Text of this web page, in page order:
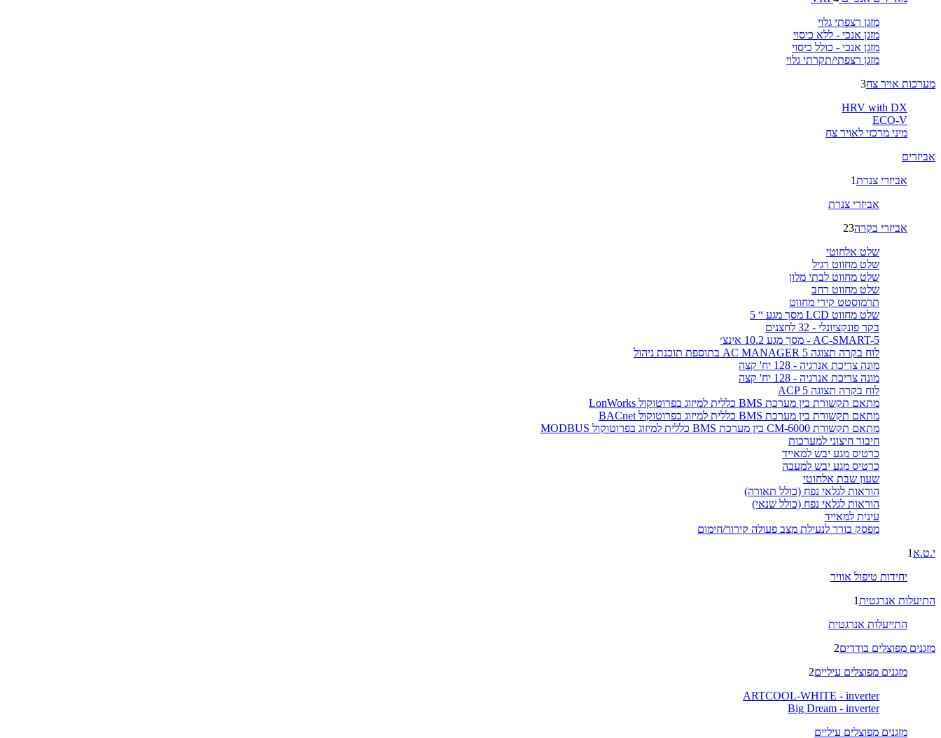
מזגן רצפתי גלוי
מזגן אנכי - ללא כיסוי
מזגן אנכי - כולל כיסוי
מזגן רצפתי/תקרתי גלוי
מערכות אויר צח3
HRV with DX
ECO-V
מיני מרכזי לאויר צח
אביזרים
אביזרי צנרת1
אביזרי צנרת
אביזרי בקרה23
שלט אלחוטי
שלט מחווט רגיל
שלט מחווט לבתי מלון
שלט מחווט רחב
תרמוסטט קירי מחווט
שלט מחווט LCD מסך מגע “ 5
בקר פונקציונלי - 32 לחצנים
AC-SMART-5 - מסך מגע 10.2 אינצ׳
לוח בקרה תצוגה AC MANAGER 5 בתוספת תוכנת ניהול
מונה צריכת אנרגיה - 128 יח' קצה
מונה צריכת אנרגיה - 128 יח' קצה
לוח בקרה תצוגה ACP 5
מתאם תקשורת בין מערכת BMS כללית למיזוג בפרוטוקול LonWorks
מתאם תקשורת בין מערכת BMS כללית למיזוג בפרוטוקול BACnet
מתאם תקשורת CM-6000 בין מערכת BMS כללית למיזוג בפרוטוקול MODBUS
חיבור חיצוני למערכות
כרטיס מגע יבש למאייד
כרטיס מגע יבש למעבה
שעון שבת אלחוטי
הוראות לגלאי נפח (כולל תאורה)
הוראות לגלאי נפח (כולל שנאי)
עינית למאייד
מפסק בורר לנעילת מצב פעולה קירור/חימום
י.ט.א 1
יחידות טיפול אוויר
התיעלות אנרגטית1
התייעלות אנרגטית
מזגנים מפוצלים בודדים2
מזגנים מפוצלים עיליים2
ARTCOOL-WHITE - inverter
Big Dream - inverter
מזגנים מפוצלים עיליים